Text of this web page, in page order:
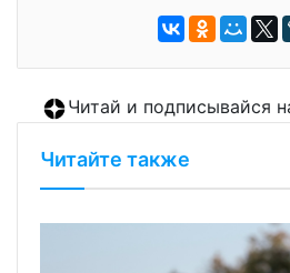
Читай и подписывайся
Читайте также